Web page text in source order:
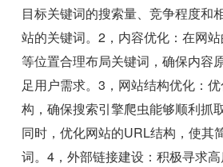
目标关键词的搜索量、竞争程度和
站的关键词。2，内容优化：在网
等位置合理布局关键词，确保内容
足用户需求。3，网站结构优化：
构，确保搜索引擎爬虫能够顺利抓
同时，优化网站的URL结构，使其
词。4，外部链接建设：积极寻求